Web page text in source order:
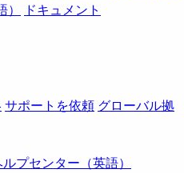
ドキュメント
サポートを依頼 グローバル拠
プセンター（英語）